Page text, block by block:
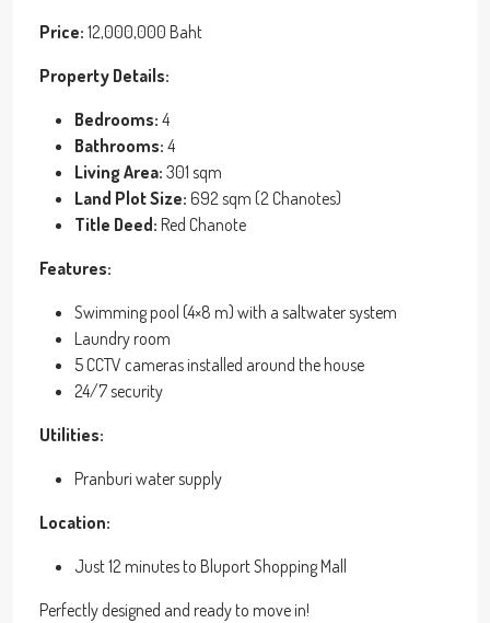
Price: 12,000,000 Baht
Property Details:
Bedrooms: 4
Bathrooms: 4
Living Area: 301 sqm
Land Plot Size: 692 sqm (2 Chanotes)
Title Deed: Red Chanote
Features:
Swimming pool (4×8 m) with a saltwater system
Laundry room
5 CCTV cameras installed around the house
24/7 security
Utilities:
Pranburi water supply
Location:
Just 12 minutes to Bluport Shopping Mall
Perfectly designed and ready to move in!